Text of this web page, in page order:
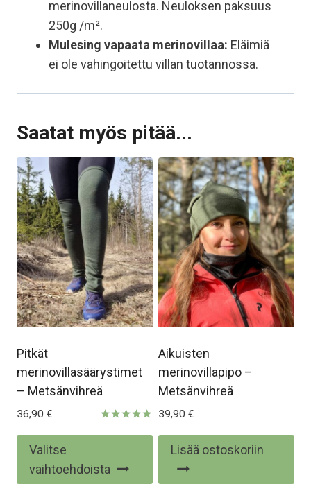
merinovillaneulosta. Neuloksen paksuus
250g /m².
Mulesing vapaata merinovillaa: Eläimiä
ei ole vahingoitettu villan tuotannossa.
Saatat myös pitää...
Pitkät
merinovillasäärystimet
– Metsänvihreä
36,90 €
Valitse
vaihtoehdoista
Tällä
tuotteella
on
Aikuisten
merinovillapipo –
Metsänvihreä
39,90 €
Lisää ostoskoriin